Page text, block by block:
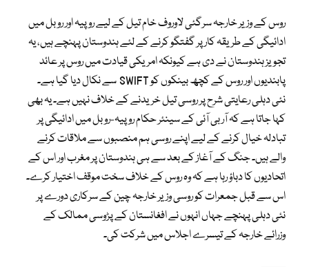
روس کے وزیر خارجہ سرگئی لاوروف خام تیل کے لیے روپیہ اور روبل میں
ادائیگی کے طریقہ کار پر گفتگو کرنے کے لئے ہندوستان پہنچے ہیں، یہ
تجویز ہندوستان نے دی ہے کیونکہ امریکی قیادت میں روس پر عائد
پابندیوں اور روس کے کچھ بینکوں کو SWIFT سے نکال دیا گیا ہے۔
نئی دہلی رعایتی شرح پر روسی تیل خریدنے کے خلاف نہیں ہے۔ یہ بھی
کہا جاتا ہے کہ آر بی آئی کے سینئر حکام روپیہ-روبل میں ادائیگی پر
تبادلہ خیال کرنے کے لیے اپنے روسی ہم منصبوں سے ملاقات کرنے
والے ہیں۔ جنگ کے آغاز کے بعد سے ہی ہندوستان پر مغرب اور اس کے
اتحادیوں کا دباؤ رہا ہے کہ وہ روس کے خلاف سخت موقف اختیار کرے۔
اس سے قبل جمعرات کو روسی وزیر خارجہ چین کے سرکاری دورے پر
نئی دہلی پہنچے جہاں انہوں نے افغانستان کے پڑوسی ممالک کے
وزرائے خارجہ کے تیسرے اجلاس میں شرکت کی۔